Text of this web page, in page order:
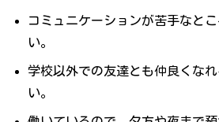
コミュニケーションが苦手なと
い。
学校以外での友達とも仲良くな
い。